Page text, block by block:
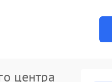
центра